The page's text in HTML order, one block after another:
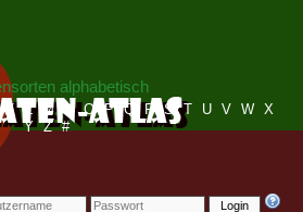
Login
alphabetisch
K L M N O P Q R S T U V W X
Y Z #